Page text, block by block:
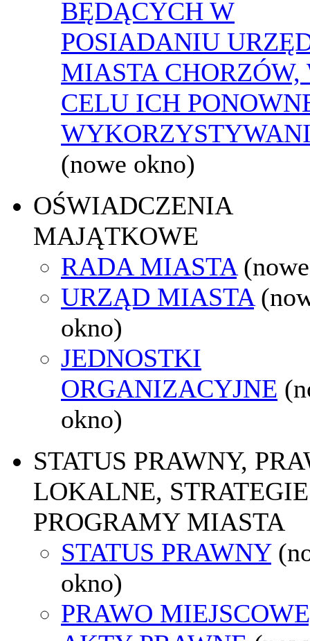
BĘDĄCYCH W
POSIADANIU
MIASTA CHORZÓW,
CELU ICH
(nowe okno)
OŚWIADCZENIA
MAJĄTKOWE
RADA MIASTA
URZĄD MIASTA
okno)
JEDNOSTKI
ORGANIZACYJNE
okno)
STATUS PRAWNY,
LOKALNE,
PROGRAMY MIASTA
STATUS PRAWNY
okno)
PRAWO